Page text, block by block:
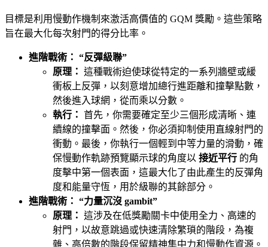
目標是利用慢動作機制來激活高價值的 GQM 獎勵。這些策略
旨在最大化每次射門的得分比率。
進階戰術： “反彈級聯”
原理： 這種戰術迫使球從特定的一系列牆壁或緩
衝板上反彈，以刻意增加總行進距離和撞擊點數，
然後進入球網，從而乘以分數。
執行： 首先，你需要確定至少三個形成清晰、連
續線的撞擊面。然後，你必須抑制使用直線射門的
衝動。最後，你執行一個輕到中等力量的滑動，確
保慢動作軌跡預覽顯示球的角度以 接近平行 的角
度擊中第一個表面，這最大化了由此產生的反彈角
度和能量守恆，用於級聯的其餘部分。
進階戰術： “力量沉沒 gambit”
原理： 這涉及在低獎勵關卡中使用全力、高速的
射門，以故意跳過或快速清除繁瑣的階段，為複
雜、高倍數的階段保留精神集中力和慢動作資源。